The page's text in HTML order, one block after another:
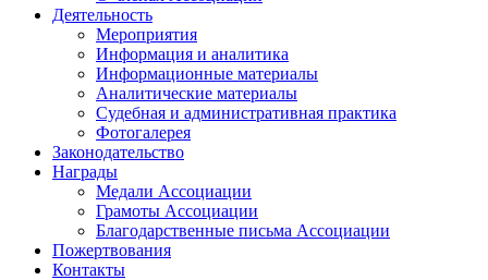
Деятельность
Мероприятия
Информация и аналитика
Информационные материалы
Аналитические материалы
Судебная и административная практика
Фотогалерея
Законодательство
Награды
Медали Ассоциации
Грамоты Ассоциации
Благодарственные письма Ассоциации
Пожертвования
Контакты